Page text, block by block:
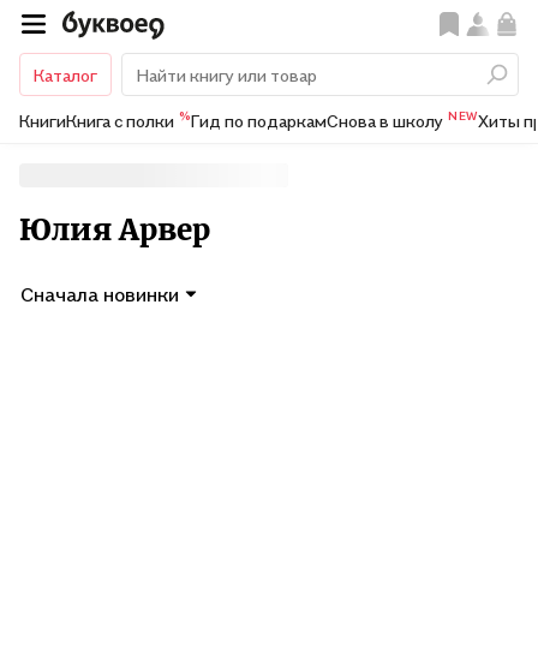
Каталог
КнигиКнига с полки %Гид по подаркамСнова в школу NEWХиты
Юлия Арвер
Сначала новинки